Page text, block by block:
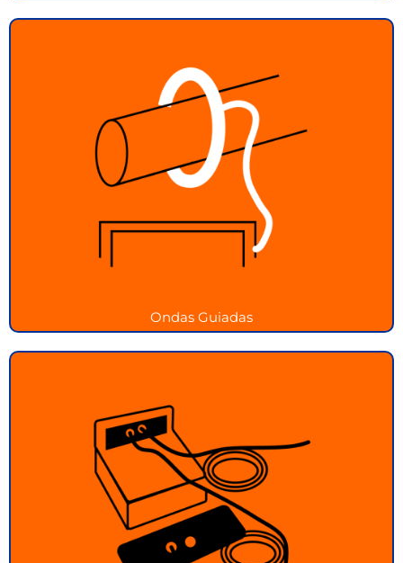
Ondas Guiadas
Ondas Guiadas
Inspección eficiente de estructuras largas con
ondas guiadas
ACFM
Detección de defectos sin contacto con tecnología
ACFM
Ver más